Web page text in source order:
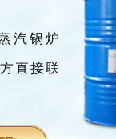
汽锅炉
直接联